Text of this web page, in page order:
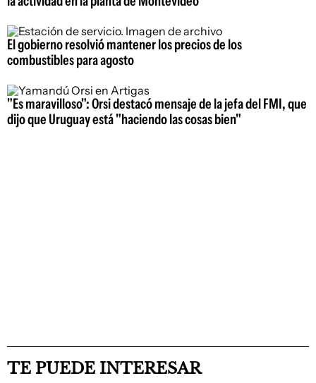
El gobierno resolvió mantener los precios de los
combustibles para agosto
"Es maravilloso": Orsi destacó mensaje de la jefa del FMI, que
dijo que Uruguay está "haciendo las cosas bien"
TE PUEDE INTERESAR